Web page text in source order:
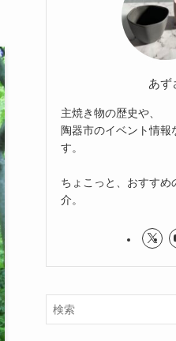
あず
主焼き物の歴史や、
陶器市のイベント情報
す。
ちょこっと、おすすめ
介。